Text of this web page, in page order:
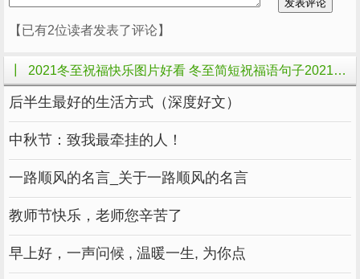
请不要担心，冬天当然不仅是寒冷和孤独，火锅
热球，热饺子，厚毛绒睡衣暖床，关于冬天的记
忆热气腾腾，多快乐照顾自己啊，即使一个人也
想过一个好冬天，每个人，冬至快乐~
树叶光，草黄，鸟飞，雪霜。骨冷，心凉，气温
下降，友谊上升。多穿衣服，防冻伤，保暖壶，
多喝汤。如何用一句话说出来？冬至快到了。祝
你快乐健康。
冬天越深，年越近，赚钱的日子就不多了！
现在人们提到冬至想吃饺子，我认为首先想到的
【已有2位读者发表了评论】
┃ 2021冬至祝福快乐图片好看 冬至简短祝福语句子2021大的相关文章
后半生最好的生活方式（深度好文）
中秋节：致我最牵挂的人！
一路顺风的名言_关于一路顺风的名言
教师节快乐，老师您辛苦了
早上好，一声问候 , 温暖一生, 为你点